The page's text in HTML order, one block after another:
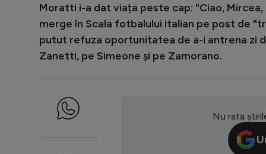
Moratti i-a dat viața peste cap: "Ciao,
merge în Scala fotbalului italian pe post de
putut refuza oportunitatea de a-i antrena zi
Zanetti, pe Simeone și pe Zamorano.
Nu rata